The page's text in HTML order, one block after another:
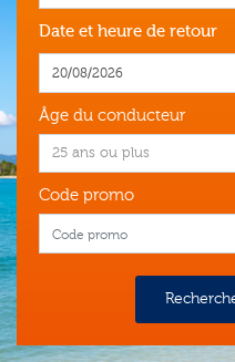
Date et heure de retour
Âge du conducteur
25 ans ou plus
Code promo